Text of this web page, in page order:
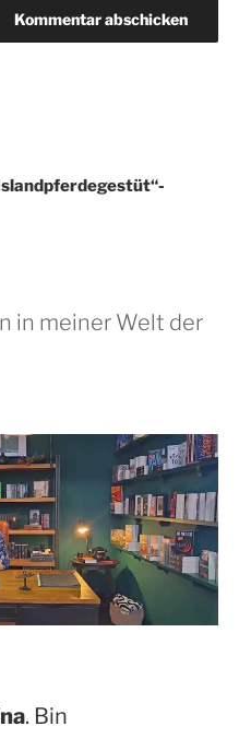
in meiner Welt der
. Bin